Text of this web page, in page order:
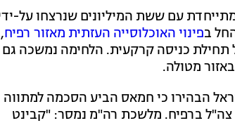
עם ששת המיליונים שנרצחו על-
בפינוי האוכלוסייה העזתית מאזור רפיח,
תחילת כניסה קרקעית. הלחימה נמשכה גם
באזור מטולה.
הבהירו כי חמאס הביע הסכמה למתווה
צה"ל ברפיח. מלשכת רה"מ נמסר: "קבינט